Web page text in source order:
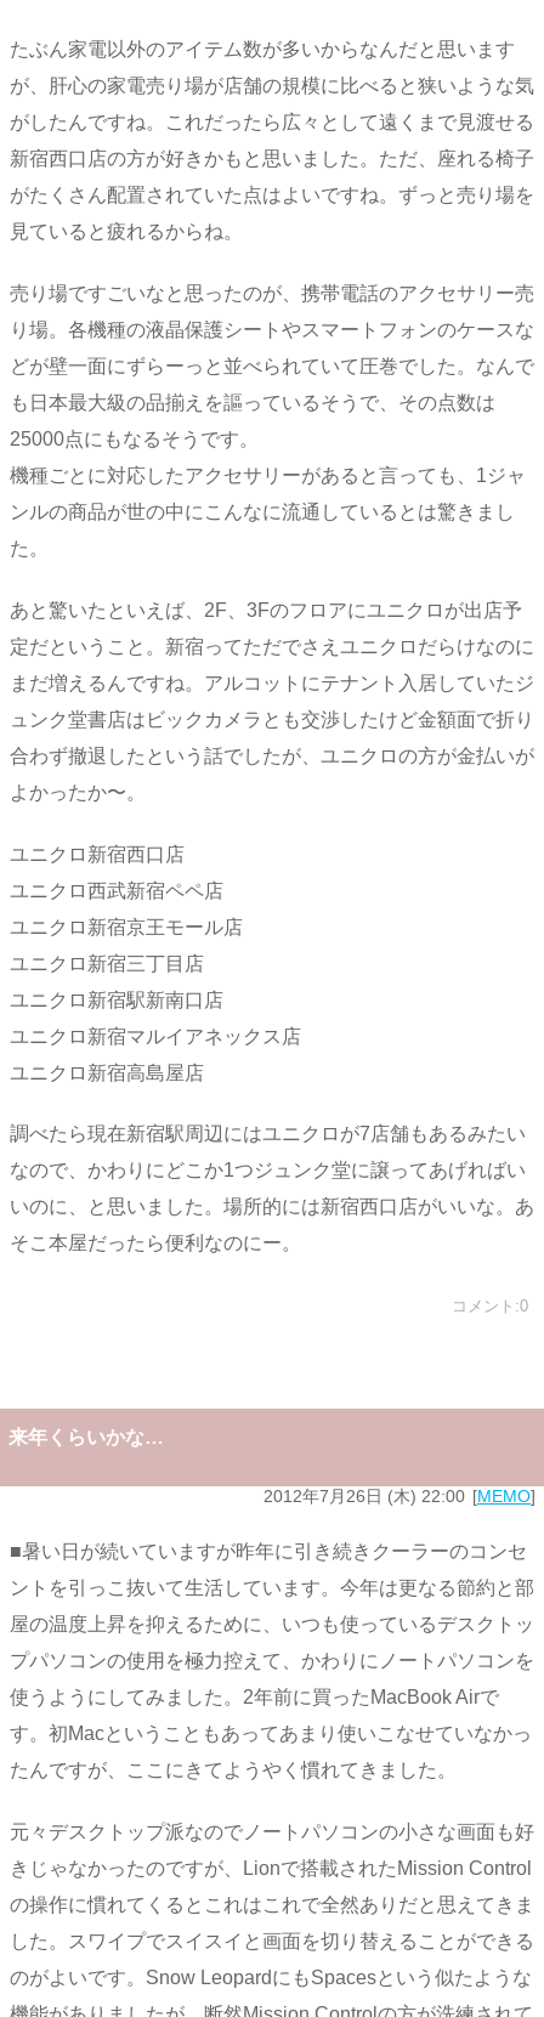
たぶん家電以外のアイテム数が多いからなんだと思います
が、肝心の家電売り場が店舗の規模に比べると狭いような気
がしたんですね。これだったら広々として遠くまで見渡せる
新宿西口店の方が好きかもと思いました。ただ、座れる椅子
がたくさん配置されていた点はよいですね。ずっと売り場を
見ていると疲れるからね。
売り場ですごいなと思ったのが、携帯電話のアクセサリー売
り場。各機種の液晶保護シートやスマートフォンのケースな
どが壁一面にずらーっと並べられていて圧巻でした。なんで
も日本最大級の品揃えを謳っているそうで、その点数は
25000点にもなるそうです。
機種ごとに対応したアクセサリーがあると言っても、1ジャ
ンルの商品が世の中にこんなに流通しているとは驚きまし
た。
あと驚いたといえば、2F、3Fのフロアにユニクロが出店予
定だということ。新宿ってただでさえユニクロだらけなのに
まだ増えるんですね。アルコットにテナント入居していたジ
ュンク堂書店はビックカメラとも交渉したけど金額面で折り
合わず撤退したという話でしたが、ユニクロの方が金払いが
よかったか〜。
ユニクロ新宿西口店
ユニクロ西武新宿ペペ店
ユニクロ新宿京王モール店
ユニクロ新宿三丁目店
ユニクロ新宿駅新南口店
ユニクロ新宿マルイアネックス店
ユニクロ新宿高島屋店
調べたら現在新宿駅周辺にはユニクロが7店舗もあるみたい
なので、かわりにどこか1つジュンク堂に譲ってあげればい
いのに、と思いました。場所的には新宿西口店がいいな。あ
そこ本屋だったら便利なのにー。
コメント:0
来年くらいかな…
2012年7月26日 (木) 22:00 MEMO
■暑い日が続いていますが昨年に引き続きクーラーのコンセ
ントを引っこ抜いて生活しています。今年は更なる節約と部
屋の温度上昇を抑えるために、いつも使っているデスクトッ
プパソコンの使用を極力控えて、かわりにノートパソコンを
使うようにしてみました。2年前に買ったMacBook Airで
す。初Macということもあってあまり使いこなせていなかっ
たんですが、ここにきてようやく慣れてきました。
元々デスクトップ派なのでノートパソコンの小さな画面も好
きじゃなかったのですが、Lionで搭載されたMission Control
の操作に慣れてくるとこれはこれで全然ありだと思えてきま
した。スワイプでスイスイと画面を切り替えることができる
のがよいです。Snow LeopardにもSpacesという似たような